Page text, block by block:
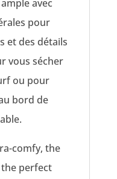
avec
pour
et des détails
vous sécher
ou pour
bord de
comfy, the
perfect